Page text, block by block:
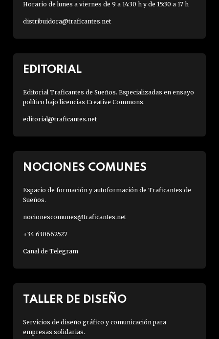
Horario de lunes a viernes de 9 a 14:30 h y de 15:30 a 17 h
distribuidora@traficantes.net
EDITORIAL
Editorial Traficantes de Sueños. Especializadas en ensayo
político bajo licencias Creative Commons.
editorial@traficantes.net
NOCIONES COMUNES
Espacio de formación y autoformación de Traficantes de
Sueños.
nocionescomunes@traficantes.net
+34 630662527
Canal de Telegram
TALLER DE DISEÑO
Servicios de diseño gráfico y comunicación para
empresas solidarias.